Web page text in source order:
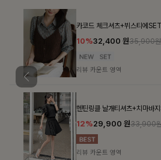
카코드 체크셔츠+뷔스티에SET
10%32,400원35,900원
리뷰 카운트 영역
헨틴링클 날개티셔츠+치마바지SET
12%29,900원33,900원
리뷰 카운트 영역